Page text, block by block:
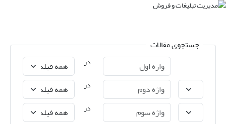
جستجوی مقالات
در
در
در